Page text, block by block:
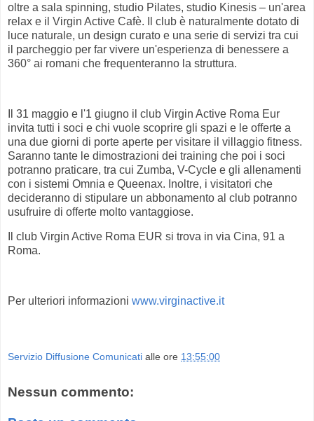
oltre a sala spinning, studio Pilates, studio Kinesis – un'area
relax e il Virgin Active Cafè. Il club è naturalmente dotato di
luce naturale, un design curato e una serie di servizi tra cui
il parcheggio per far vivere un'esperienza di benessere a
360° ai romani che frequenteranno la struttura.
Il 31 maggio e l'1 giugno il club Virgin Active Roma Eur
invita tutti i soci e chi vuole scoprire gli spazi e le offerte a
una due giorni di porte aperte per visitare il villaggio fitness.
Saranno tante le dimostrazioni dei training che poi i soci
potranno praticare, tra cui Zumba, V-Cycle e gli allenamenti
con i sistemi Omnia e Queenax. Inoltre, i visitatori che
decideranno di stipulare un abbonamento al club potranno
usufruire di offerte molto vantaggiose.
Il club Virgin Active Roma EUR si trova in via Cina, 91 a
Roma.
Per ulteriori informazioni www.virginactive.it
Servizio Diffusione Comunicati alle ore 13:55:00
Nessun commento: